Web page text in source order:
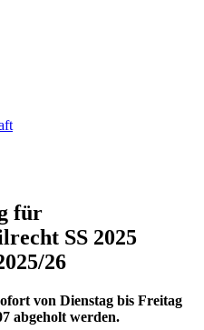
für
SS 2025
26
von Dienstag bis Freitag
abgeholt werden.